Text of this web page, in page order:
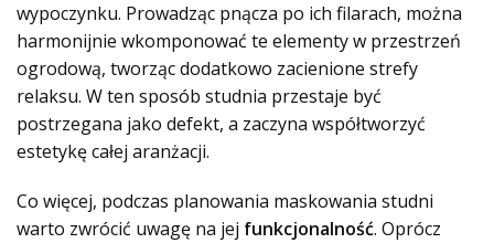
wypoczynku. Prowadząc pnącza po ich filarach, można
harmonijnie wkomponować te elementy w przestrzeń
ogrodową, tworząc dodatkowo zacienione strefy
relaksu. W ten sposób studnia przestaje być
postrzegana jako defekt, a zaczyna współtworzyć
estetykę całej aranżacji.
Co więcej, podczas planowania maskowania studni
warto zwrócić uwagę na jej funkcjonalność. Oprócz